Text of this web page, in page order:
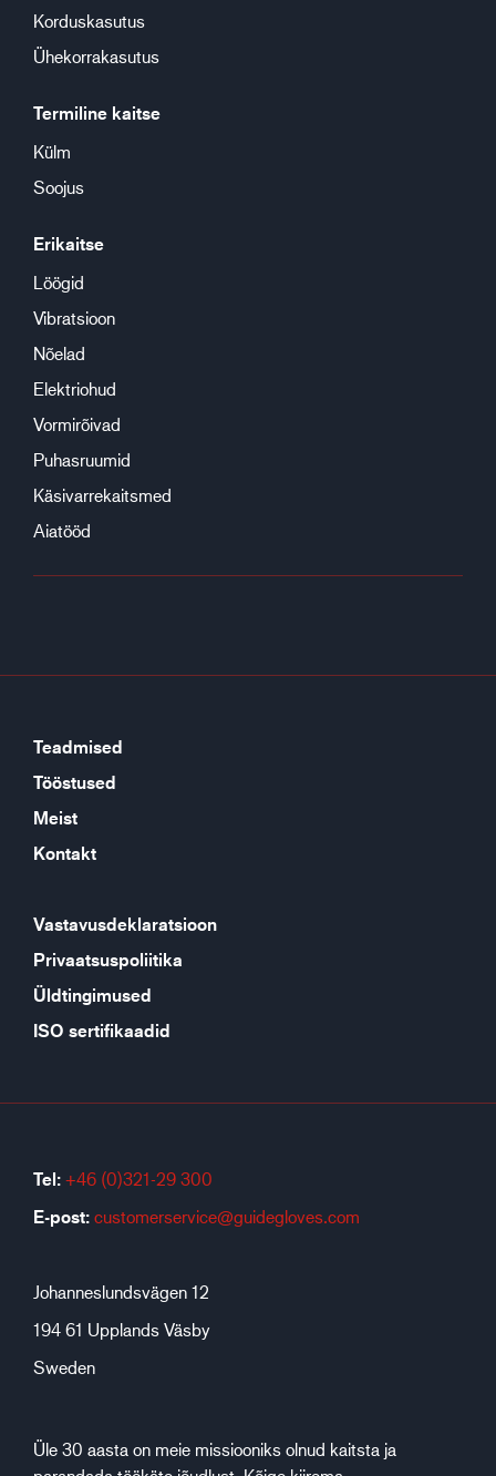
Korduskasutus
Ühekorrakasutus
Termiline kaitse
Külm
Soojus
Erikaitse
Löögid
Vibratsioon
Nõelad
Elektriohud
Vormirõivad
Puhasruumid
Käsivarrekaitsmed
Aiatööd
Teadmised
Tööstused
Meist
Kontakt
Vastavusdeklaratsioon
Privaatsuspoliitika
Üldtingimused
ISO sertifikaadid
Tel: +46 (0)321-29 300
E-post: customerservice@guidegloves.com
Johanneslundsvägen 12
194 61 Upplands Väsby
Sweden
Üle 30 aasta on meie missiooniks olnud kaitsta ja